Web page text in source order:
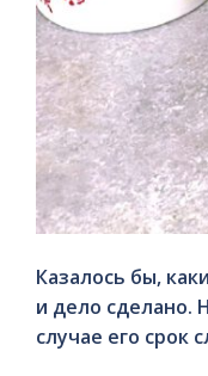
Казалось бы,
и дело сделано.
случае его срок